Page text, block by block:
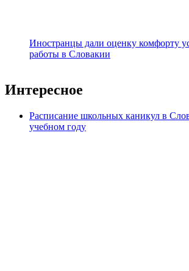
Иностранцы дали оценку комфорту
работы в Словакии
Интересное
Расписание школьных каникул в
учебном году